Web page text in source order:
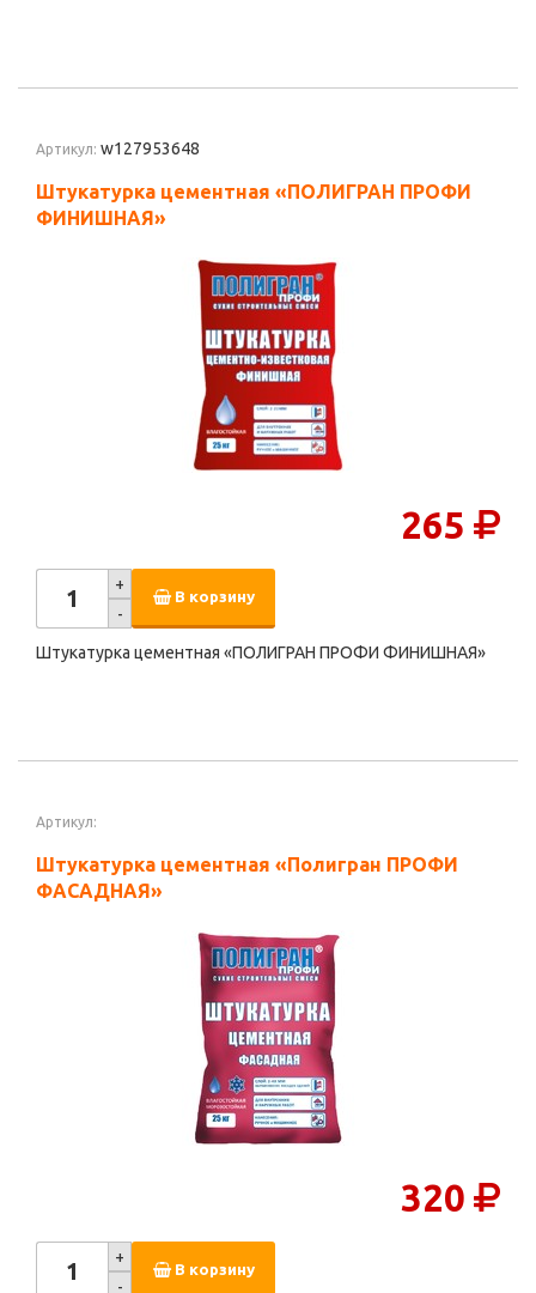
Артикул: w127953648
Штукатурка цементная «ПОЛИГРАН ПРОФИ
ФИНИШНАЯ»
265
+
-
В корзину
Штукатурка цементная «ПОЛИГРАН ПРОФИ ФИНИШНАЯ»
Артикул:
Штукатурка цементная «Полигран ПРОФИ
ФАСАДНАЯ»
320
+
-
В корзину